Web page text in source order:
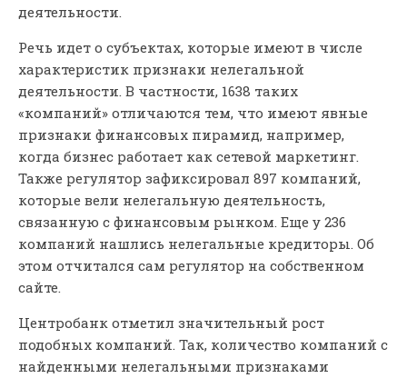
деятельности.
Речь идет о субъектах, которые имеют в числе
характеристик признаки нелегальной
деятельности. В частности, 1638 таких
«компаний» отличаются тем, что имеют явные
признаки финансовых пирамид, например,
когда бизнес работает как сетевой маркетинг.
Также регулятор зафиксировал 897 компаний,
которые вели нелегальную деятельность,
связанную с финансовым рынком. Еще у 236
компаний нашлись нелегальные кредиторы. Об
этом отчитался сам регулятор на собственном
сайте.
Центробанк отметил значительный рост
подобных компаний. Так, количество компаний с
найденными нелегальными признаками